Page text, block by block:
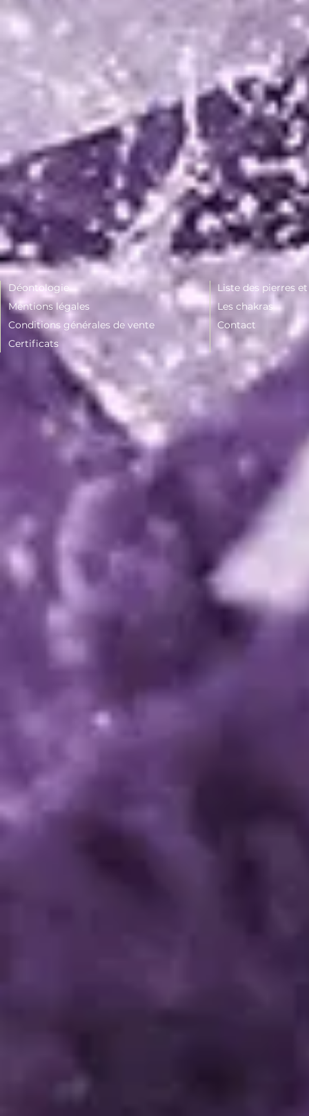
Déontologie
Mentions légales
Conditions générales de vente
Certificats
Liste des pierres
Les chakras
Contact